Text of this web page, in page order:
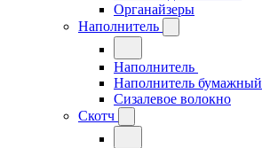
Органайзеры
Наполнитель
Наполнитель
Наполнитель бумажный
Сизалевое волокно
Скотч